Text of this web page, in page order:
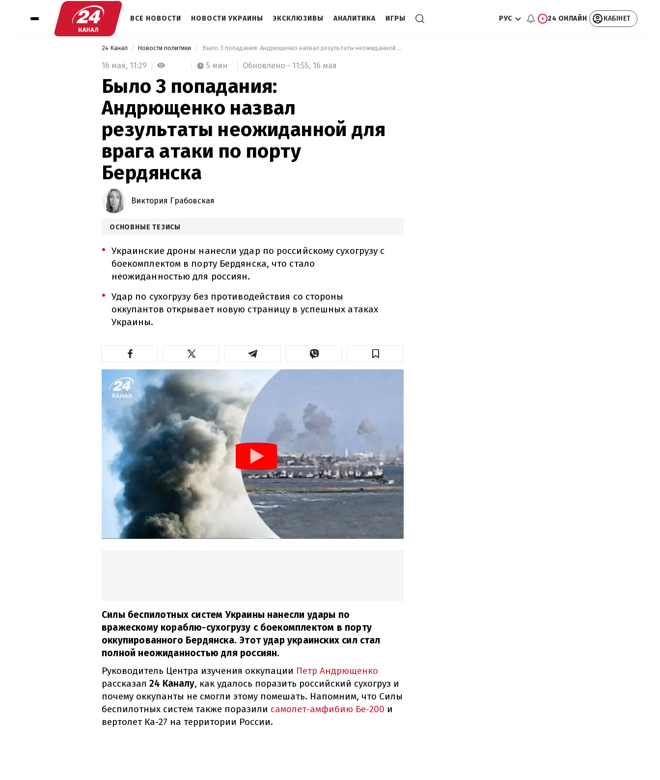
ВСЕ НОВОСТИ НОВОСТИ УКРАИНЫ ЭКСКЛЮЗИВЫ АНАЛИТИКА ИГРЫ РУС 24 ОНЛАЙН КАБІНЕТ
24 Канал Новости политики Было 3 попадания: Андрющенко назвал результаты неожиданной для врага атаки по порту Бердянска
16 мая, 11:29 5 мин Обновлено - 11:55, 16 мая
Было 3 попадания:
Андрющенко назвал
результаты неожиданной для
врага атаки по порту
Бердянска
Виктория Грабовская
ОСНОВНЫЕ ТЕЗИСЫ
Украинские дроны нанесли удар по российскому сухогрузу с
боекомплектом в порту Бердянска, что стало
неожиданностью для россиян.
Удар по сухогрузу без противодействия со стороны
оккупантов открывает новую страницу в успешных атаках
Украины.
Силы беспилотных систем Украины нанесли удары по
вражескому кораблю-сухогрузу с боекомплектом в порту
оккупированного Бердянска. Этот удар украинских сил стал
полной неожиданностью для россиян.
Руководитель Центра изучения оккупации Петр Андрющенко
рассказал 24 Каналу, как удалось поразить российский сухогруз и
почему оккупанты не смогли этому помешать. Напомним, что Силы
беспилотных систем также поразили самолет-амфибию Бе-200 и
вертолет Ка-27 на территории России.